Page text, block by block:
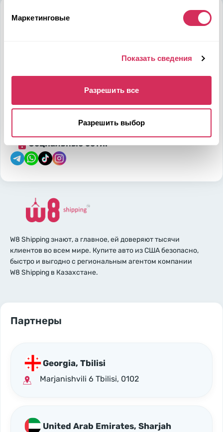
Маркетинговые
Показать сведения
Разрешить все
Разрешить выбор
Алматы
7-700-444-88-28
E-mail:
leads@w8shipping.kz
Социальные сети:
W8 Shipping знают, а главное, ей доверяют тысячи
клиентов во всем мире. Купите авто из США безопасно,
быстро и выгодно с региональным агентом компании
W8 Shipping в Казахстане.
Партнеры
Georgia, Tbilisi
Marjanishvili 6 Tbilisi, 0102
United Arab Emirates, Sharjah